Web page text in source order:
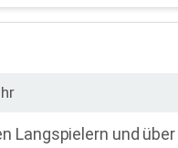
Langspielern und